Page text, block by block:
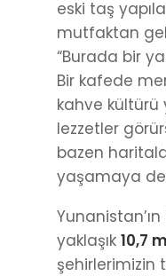
eski taş
mutfaktan
“Burada bir
Bir kafede
kahve kültürü
lezzetler
bazen
yaşamaya
yaklaşık 10,7
şehirlerimizin